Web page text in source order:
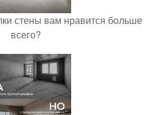
стены вам нравится больше
всего?